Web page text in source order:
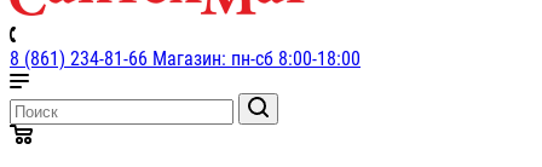
8 (861) 234-81-66 Магазин: пн-сб 8:00-18:00